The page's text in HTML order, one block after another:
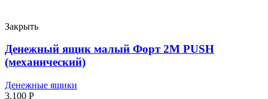
Закрыть
Денежный ящик малый Форт 2М PUSH
(механический)
Денежные ящики
3.100 Р